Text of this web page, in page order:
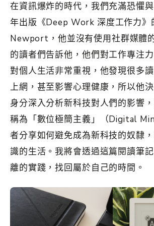
在資訊爆炸的時代，我們充滿恐懼
年出版《Deep Work 深度工作力
Newport，他並沒有使用社群媒體
的讀者們告訴他，他們對工作專注
對個人生活非常重視，他發現很多
上網，甚至影響心理健康，所以他
身分深入分析新科技對人們的影響
稱為「數位極簡主義」（Digital
者分享如何避免成為新科技的奴隸
識的生活。我將會透過這篇閱讀筆
離的實踐，找回屬於自己的時間。